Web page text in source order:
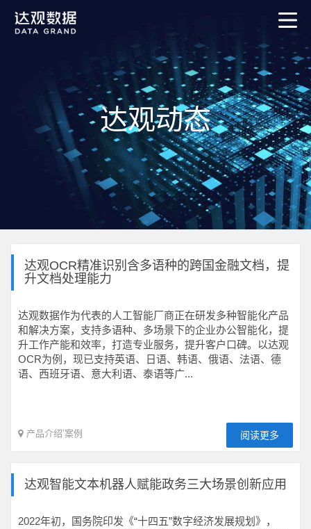
达观动态
达观OCR精准识别含多语种的跨国金融文档，提
升文档处理能力
达观数据作为代表的人工智能厂商正在研发多种智能化产品
和解决方案，支持多语种、多场景下的企业办公智能化，提
升工作产能和效率，打造专业服务，提升客户口碑。以达观
OCR为例，现已支持英语、日语、韩语、俄语、法语、德
语、西班牙语、意大利语、泰语等广...
产品介绍’案例 阅读更多
达观智能文本机器人赋能政务三大场景创新应用
2022年初，国务院印发《“十四五”数字经济发展规划》，